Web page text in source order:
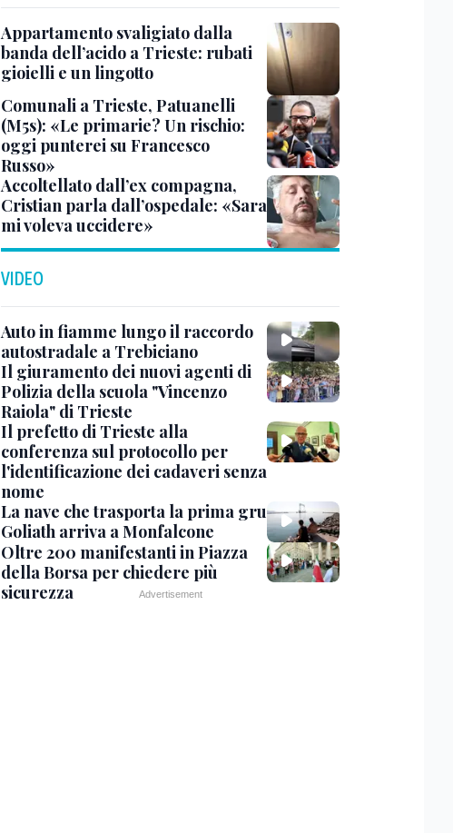
Appartamento svaligiato dalla
banda dell’acido a Trieste: rubati
gioielli e un lingotto
Comunali a Trieste, Patuanelli
(M5s): «Le primarie? Un rischio:
oggi punterei su Francesco
Russo»
Accoltellato dall’ex compagna,
Cristian parla dall’ospedale: «Sara
mi voleva uccidere»
VIDEO
Auto in fiamme lungo il raccordo
autostradale a Trebiciano
Il giuramento dei nuovi agenti di
Polizia della scuola "Vincenzo
Raiola" di Trieste
Il prefetto di Trieste alla
conferenza sul protocollo per
l'identificazione dei cadaveri senza
nome
La nave che trasporta la prima gru
Goliath arriva a Monfalcone
Oltre 200 manifestanti in Piazza
della Borsa per chiedere più
sicurezza